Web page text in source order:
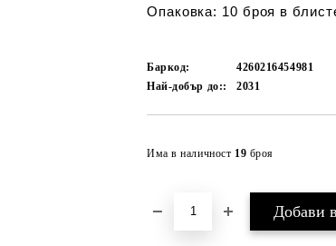
Опаковка: 10 броя в
Баркод:
4260216454981
Най-добър до::
2031
Има в наличност 19 броя